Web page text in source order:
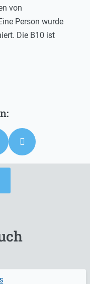
von
Person wurde
Die B10 ist